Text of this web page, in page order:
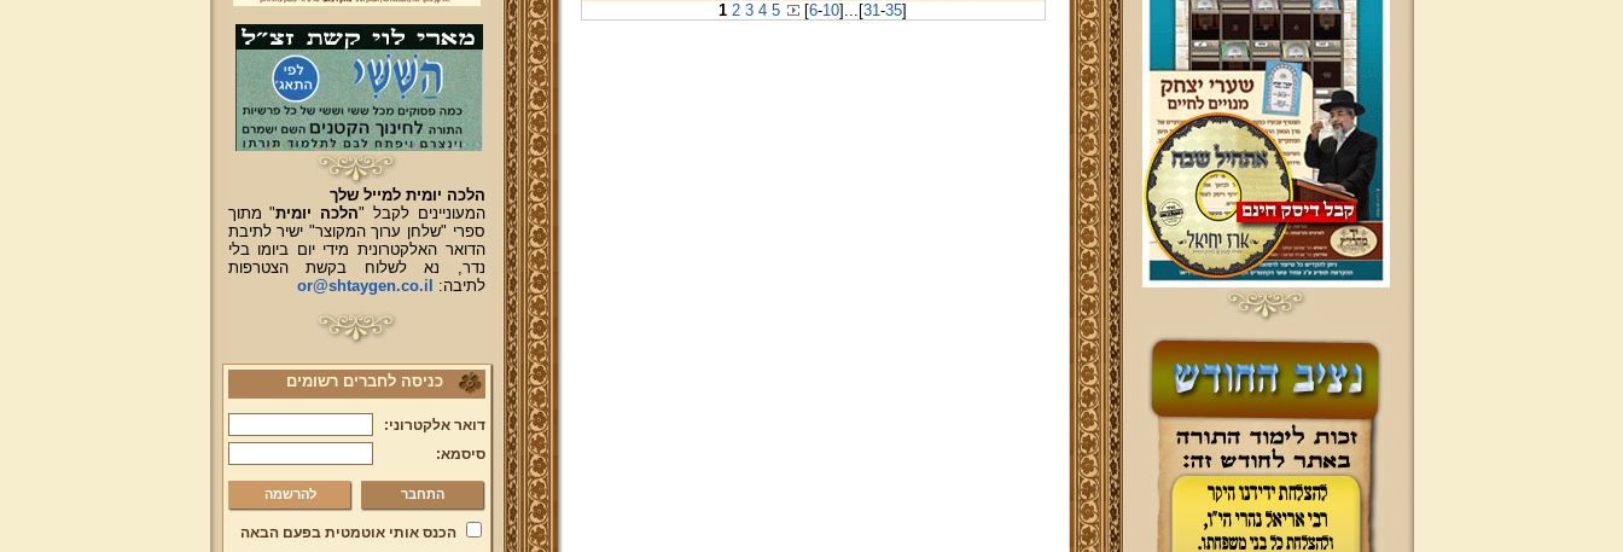
1 2 3 4 5 [6-10] ... [31-35]
הלכה יומית למייל שלך
המעוניינים לקבל "הלכה יומית" מתוך
ספרי "שלחן ערוך המקוצר" ישיר לתיבת
הדואר האלקטרונית מידי יום ביומו בלי
נדר, נא לשלוח בקשת הצטרפות
לתיבה:
or@shtaygen.co.il
כניסה לחברים רשומים
דואר אלקטרוני:
סיסמא:
להרשמה
הכנס אותי אוטמטית בפעם הבאה